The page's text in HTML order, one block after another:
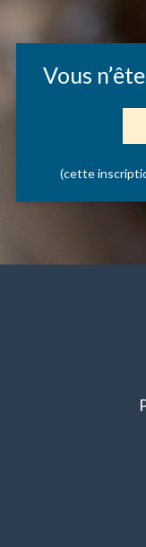
Vous
(cette